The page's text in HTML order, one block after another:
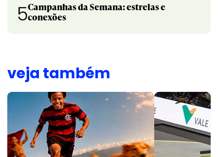
5Campanhas da Semana: estrelas e
conexões
veja também